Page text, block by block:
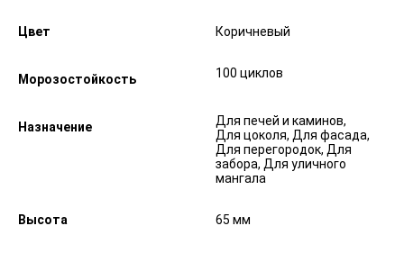
Цвет Коричневый
Морозостойкость 100 циклов
Назначение
Для печей и каминов,
Для цоколя, Для фасада,
Для перегородок, Для
забора, Для уличного
мангала
Высота 65 мм